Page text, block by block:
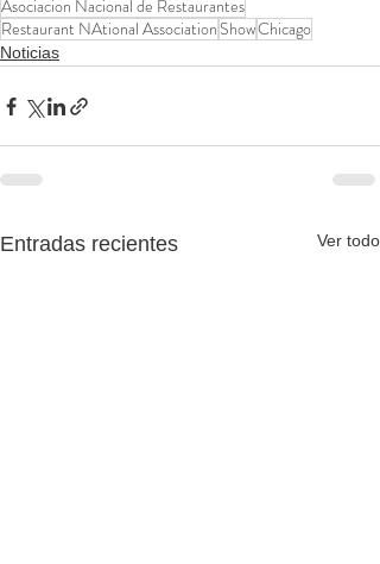
Asociacion Nacional de Restaurantes
Restaurant NAtional Association ShowChicago
Noticias
Entradas recientes Ver todo